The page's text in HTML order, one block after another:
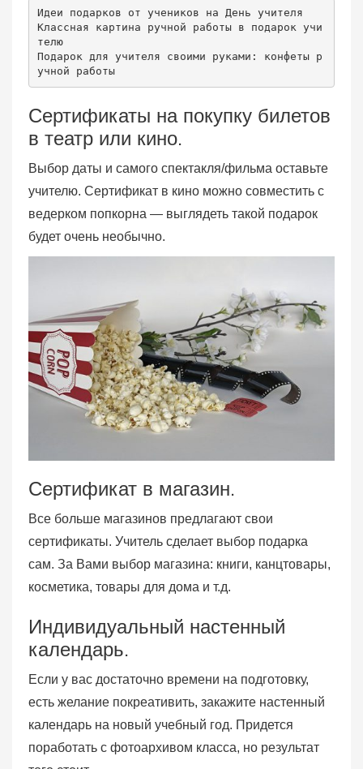
Идеи подарков от учеников на День учителя
Классная картина ручной работы в подарок учи
телю
Подарок для учителя своими руками: конфеты р
учной работы
Сертификаты на покупку билетов
в театр или кино.
Выбор даты и самого спектакля/фильма оставьте
учителю. Сертификат в кино можно совместить с
ведерком попкорна — выглядеть такой подарок
будет очень необычно.
Сертификат в магазин.
Все больше магазинов предлагают свои
сертификаты. Учитель сделает выбор подарка
сам. За Вами выбор магазина: книги, канцтовары,
косметика, товары для дома и т.д.
Индивидуальный настенный
календарь.
Если у вас достаточно времени на подготовку,
есть желание покреативить, закажите настенный
календарь на новый учебный год. Придется
поработать с фотоархивом класса, но результат